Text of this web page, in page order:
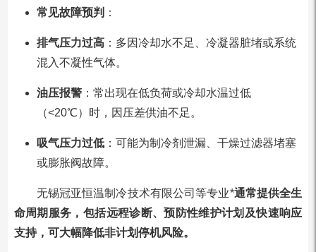
常见故障预判 ：
排气压力过高：多因冷却水不足、冷凝器脏堵或系统
混入不凝性气体。
油压报警：常出现在低负荷或冷却水温过低
（<20℃）时，因压差供油不足。
吸气压力过低：可能为制冷剂泄漏、干燥过滤器堵塞
或膨胀阀故障。
无锡冠亚恒温制冷技术有限公司等专业*通常提供全生
命周期服务，包括远程诊断、预防性维护计划及快速响应
支持，可大幅降低非计划停机风险。